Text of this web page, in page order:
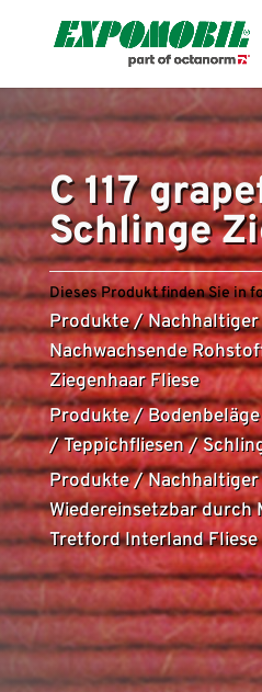
C 117
Schlinge
Dieses Produkt finden Sie in
Produkte/
Nachwachsende
Ziegenhaar Fliese
Produkte/
/Teppichfliesen/
Produkte/
Wiedereinsetzbar durch
Tretford Interland Fliese